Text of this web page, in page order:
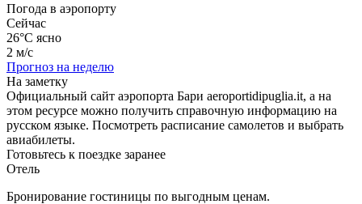
Погода в аэропорту
Сейчас
26°C ясно
2 м/с
Прогноз на неделю
На заметку
Официальный сайт аэропорта Бари aeroportidipuglia.it, а на
этом ресурсе можно получить справочную информацию на
русском языке. Посмотреть расписание самолетов и выбрать
авиабилеты.
Готовьтесь к поездке заранее
Отель
Бронирование гостиницы по выгодным ценам.